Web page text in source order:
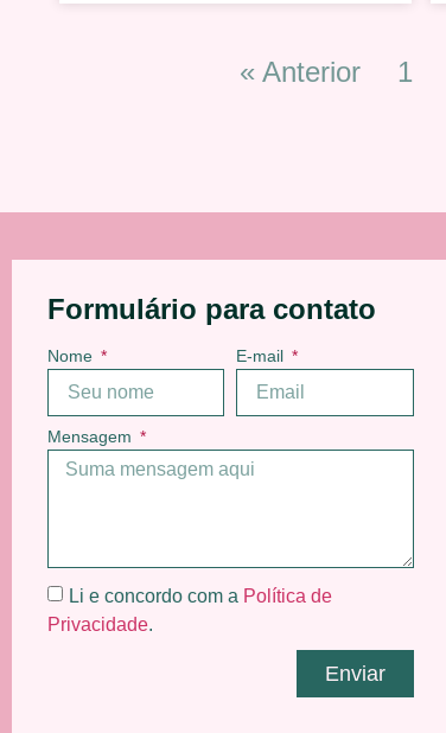
« Anterior 1
Formulário para contato
Nome E-mail
Mensagem
Li e concordo com a Política de
Privacidade.
Enviar